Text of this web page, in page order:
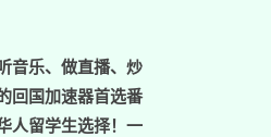
音乐、做直播、炒
回国加速器首选番
人留学生选择！一